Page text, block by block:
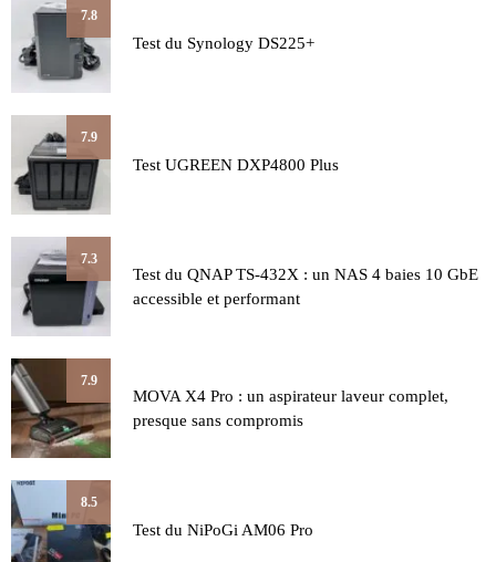
7.8
Test du Synology DS225+
7.9
Test UGREEN DXP4800 Plus
7.3
Test du QNAP TS-432X : un NAS 4 baies 10 GbE
accessible et performant
7.9
MOVA X4 Pro : un aspirateur laveur complet,
presque sans compromis
8.5
Test du NiPoGi AM06 Pro